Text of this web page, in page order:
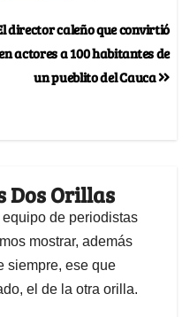
director caleño que convirtió
actores a 100 habitantes de
un pueblito del Cauca
Dos Orillas
de periodistas
mostrar, además
siempre, ese que
el de la otra orilla.